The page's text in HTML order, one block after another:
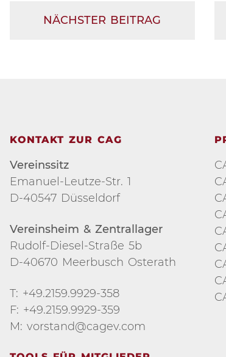
NÄCHSTER BEITRAG
KONTAKT ZUR CAG
Vereinssitz
Emanuel-Leutze-Str. 1
D-40547 Düsseldorf
Vereinsheim & Zentrallager
Rudolf-Diesel-Straße 5b
D-40670 Meerbusch Osterath
T: +49.2159.9929-358
F: +49.2159.9929-359
M: vorstand@cagev.com